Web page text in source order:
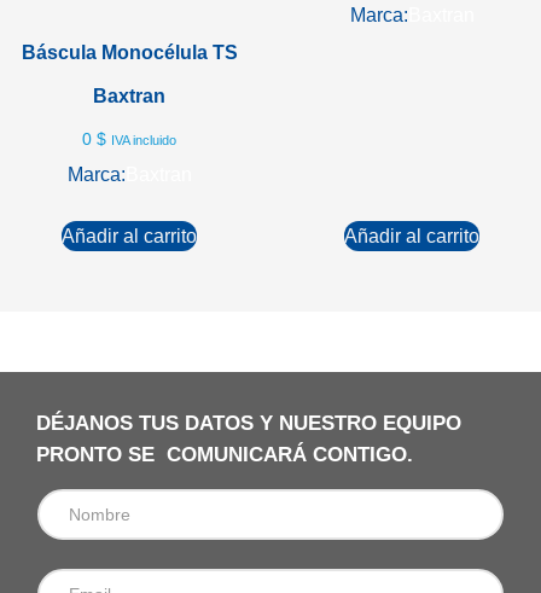
Báscula Monocélula TS
Baxtran
0 $ IVA incluido
Marca:
Añadir al carrito
Marca:
Añadir al carrito
DÉJANOS TUS DATOS Y NUESTRO EQUIPO
PRONTO SE COMUNICARÁ CONTIGO.